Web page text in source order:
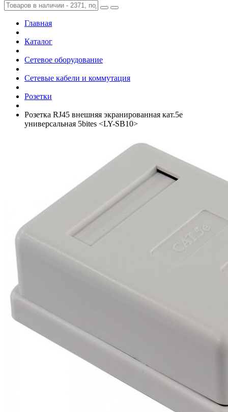
Главная
Каталог
Сетевое оборудование
Сетевые кабели и коммутация
Розетки
Розетка RJ45 внешняя экранированная кат.5e
универсальная 5bites <LY-SB10>